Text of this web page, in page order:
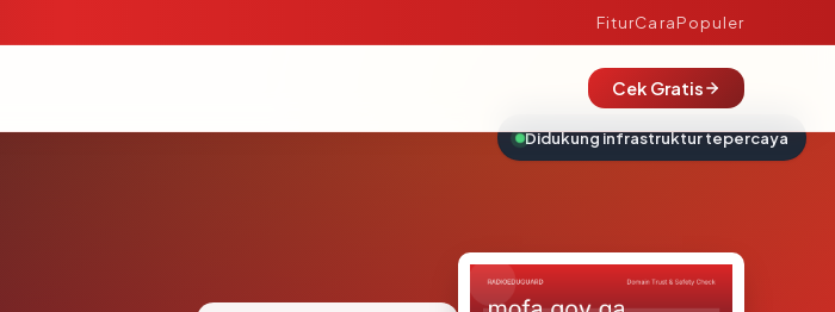
FiturCaraPopuler
Cek Gratis
Didukung infrastruktur tepercaya